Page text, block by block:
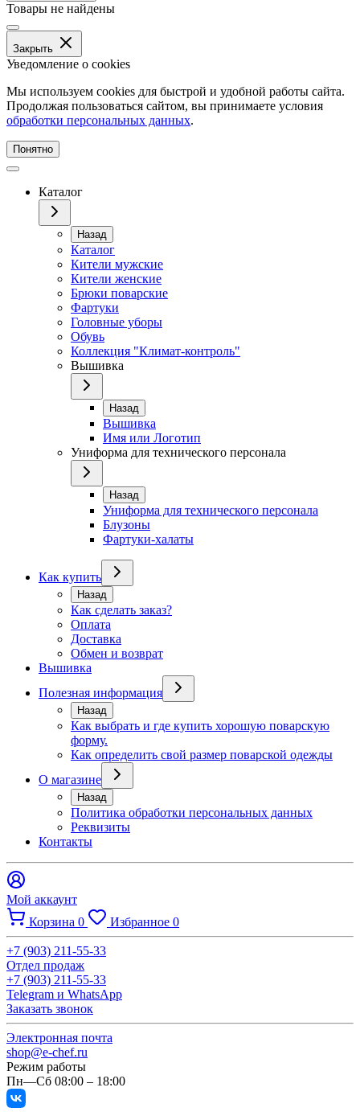
Товары не найдены
Закрыть
Уведомление о cookies
Мы используем cookies для быстрой и удобной работы сайта.
Продолжая пользоваться сайтом, вы принимаете условия
обработки персональных данных.
Понятно
Каталог
Назад
Каталог
Кители мужские
Кители женские
Брюки поварские
Фартуки
Головные уборы
Обувь
Коллекция "Климат-контроль"
Вышивка
Назад
Вышивка
Имя или Логотип
Униформа для технического персонала
Назад
Униформа для технического персонала
Блузоны
Фартуки-халаты
Как купить
Назад
Как сделать заказ?
Оплата
Доставка
Обмен и возврат
Вышивка
Полезная информация
Назад
Как выбрать и где купить хорошую поварскую
форму.
Как определить свой размер поварской одежды
О магазине
Назад
Политика обработки персональных данных
Реквизиты
Контакты
Мой аккаунт
Корзина 0 Избранное 0
+7 (903) 211-55-33
Отдел продаж
+7 (903) 211-55-33
Telegram и WhatsApp
Заказать звонок
Электронная почта
shop@e-chef.ru
Режим работы
Пн—Сб 08:00 – 18:00